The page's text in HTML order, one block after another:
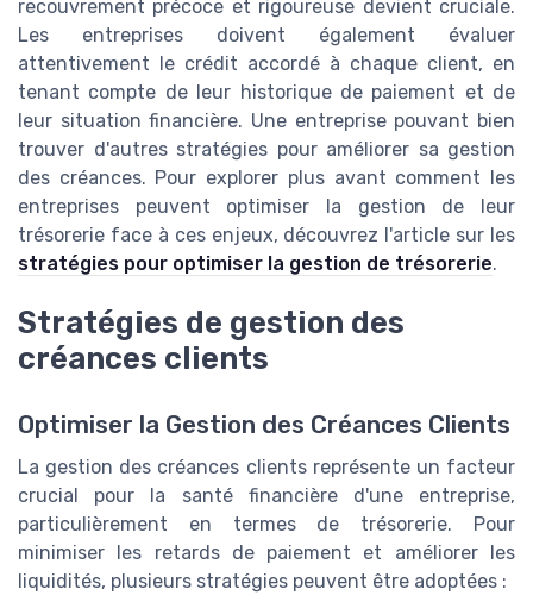
recouvrement précoce et rigoureuse devient cruciale.
Les entreprises doivent également évaluer
attentivement le crédit accordé à chaque client, en
tenant compte de leur historique de paiement et de
leur situation financière. Une entreprise pouvant bien
trouver d'autres stratégies pour améliorer sa gestion
des créances. Pour explorer plus avant comment les
entreprises peuvent optimiser la gestion de leur
trésorerie face à ces enjeux, découvrez l'article sur les
stratégies pour optimiser la gestion de trésorerie.
Stratégies de gestion des
créances clients
Optimiser la Gestion des Créances Clients
La gestion des créances clients représente un facteur
crucial pour la santé financière d'une entreprise,
particulièrement en termes de trésorerie. Pour
minimiser les retards de paiement et améliorer les
liquidités, plusieurs stratégies peuvent être adoptées :